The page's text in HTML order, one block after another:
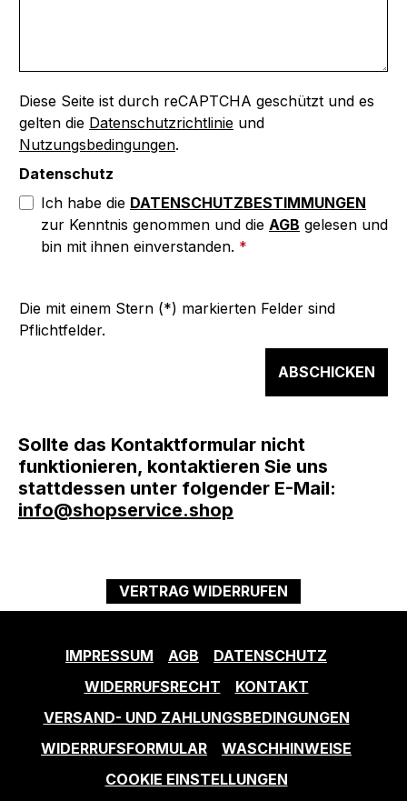
Diese Seite ist durch reCAPTCHA geschützt und es
gelten die Datenschutzrichtlinie und
Nutzungsbedingungen.
Datenschutz
Ich habe die DATENSCHUTZBESTIMMUNGEN
zur Kenntnis genommen und die AGB gelesen und
bin mit ihnen einverstanden. *
Die mit einem Stern (*) markierten Felder sind
Pflichtfelder.
ABSCHICKEN
Sollte das Kontaktformular nicht
funktionieren, kontaktieren Sie uns
stattdessen unter folgender E-Mail:
info@shopservice.shop
VERTRAG WIDERRUFEN
IMPRESSUM AGB
DATENSCHUTZ
WIDERRUFSRECHT
KONTAKT
VERSAND- UND ZAHLUNGSBEDINGUNGEN
WIDERRUFSFORMULAR
WASCHHINWEISE
COOKIE EINSTELLUNGEN